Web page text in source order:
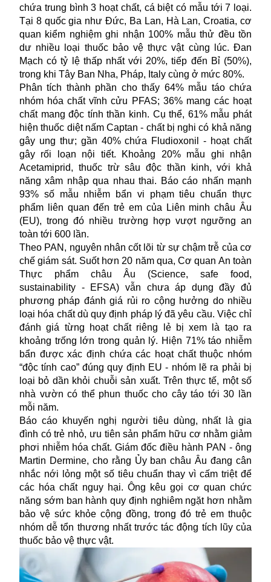
chứa trung bình 3 hoạt chất, cá biệt có mẫu tới 7 loại.
Tại 8 quốc gia như Đức, Ba Lan, Hà Lan, Croatia, cơ
quan kiểm nghiệm ghi nhận 100% mẫu thử đều tồn
dư nhiều loại thuốc bảo vệ thực vật cùng lúc. Đan
Mạch có tỷ lệ thấp nhất với 20%, tiếp đến Bỉ (50%),
trong khi Tây Ban Nha, Pháp, Italy cùng ở mức 80%.
Phân tích thành phần cho thấy 64% mẫu táo chứa
nhóm hóa chất vĩnh cửu PFAS; 36% mang các hoạt
chất mang độc tính thần kinh. Cụ thể, 61% mẫu phát
hiện thuốc diệt nấm Captan - chất bị nghi có khả năng
gây ung thư; gần 40% chứa Fludioxonil - hoạt chất
gây rối loạn nội tiết. Khoảng 20% mẫu ghi nhận
Acetamiprid, thuốc trừ sâu độc thần kinh, với khả
năng xâm nhập qua nhau thai. Báo cáo nhấn mạnh
93% số mẫu nhiễm bẩn vi phạm tiêu chuẩn thực
phẩm liên quan đến trẻ em của Liên minh châu Âu
(EU), trong đó nhiều trường hợp vượt ngưỡng an
toàn tới 600 lần.
Theo PAN, nguyên nhân cốt lõi từ sự chậm trễ của cơ
chế giám sát. Suốt hơn 20 năm qua, Cơ quan An toàn
Thực phẩm châu Âu (Science, safe food,
sustainability - EFSA) vẫn chưa áp dụng đầy đủ
phương pháp đánh giá rủi ro cộng hưởng do nhiều
loại hóa chất dù quy định pháp lý đã yêu cầu. Việc chỉ
đánh giá từng hoạt chất riêng lẻ bị xem là tạo ra
khoảng trống lớn trong quản lý. Hiện 71% táo nhiễm
bẩn được xác định chứa các hoạt chất thuộc nhóm
“độc tính cao” đúng quy định EU - nhóm lẽ ra phải bị
loại bỏ dần khỏi chuỗi sản xuất. Trên thực tế, một số
nhà vườn có thể phun thuốc cho cây táo tới 30 lần
mỗi năm.
Báo cáo khuyến nghị người tiêu dùng, nhất là gia
đình có trẻ nhỏ, ưu tiên sản phẩm hữu cơ nhằm giảm
phơi nhiễm hóa chất. Giám đốc điều hành PAN - ông
Martin Dermine, cho rằng Ủy ban châu Âu đang cân
nhắc nới lỏng một số tiêu chuẩn thay vì cấm triệt để
các hóa chấtnguy hại. Ông kêu gọi cơ quan chức
năng sớm ban hành quy định nghiêm ngặt hơn nhằm
bảo vệ sức khỏe cộng đồng, trong đó trẻ em thuộc
nhóm dễ tổn thương nhất trước tác động tích lũy của
thuốc bảo vệ thực vật.